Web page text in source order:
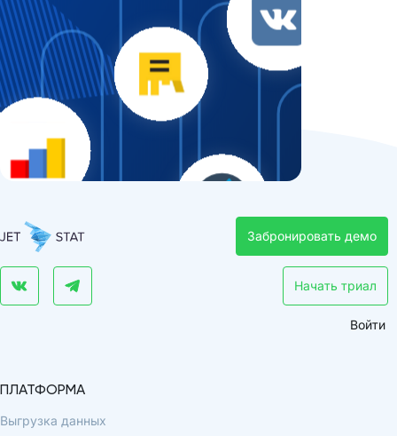
Забронировать демо
Начать триал
Войти
ПЛАТФОРМА
Выгрузка данных